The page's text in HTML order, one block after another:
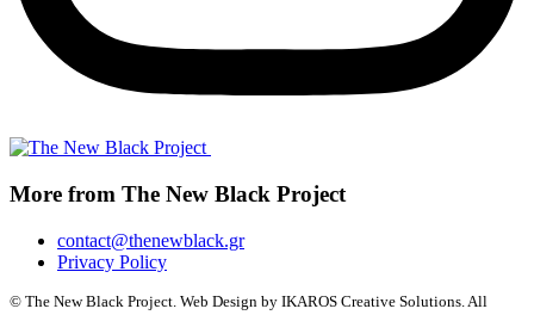
More from The New Black Project
contact@thenewblack.gr
Privacy Policy
© The New Black Project. Web Design by IKAROS Creative Solutions. All